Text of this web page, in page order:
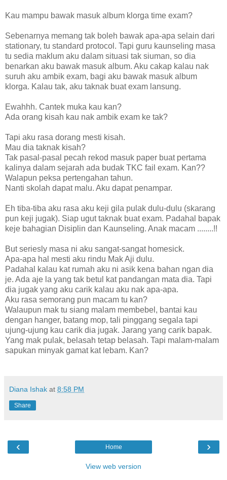
Kau mampu bawak masuk album klorga time exam?
Sebenarnya memang tak boleh bawak apa-apa selain dari
stationary, tu standard protocol. Tapi guru kaunseling masa
tu sedia maklum aku dalam situasi tak siuman, so dia
benarkan aku bawak masuk album. Aku cakap kalau nak
suruh aku ambik exam, bagi aku bawak masuk album
klorga. Kalau tak, aku taknak buat exam lansung.
Ewahhh. Cantek muka kau kan?
Ada orang kisah kau nak ambik exam ke tak?
Tapi aku rasa dorang mesti kisah.
Mau dia taknak kisah?
Tak pasal-pasal pecah rekod masuk paper buat pertama
kalinya dalam sejarah ada budak TKC fail exam. Kan??
Walapun peksa pertengahan tahun.
Nanti skolah dapat malu. Aku dapat penampar.
Eh tiba-tiba aku rasa aku keji gila pulak dulu-dulu (skarang
pun keji jugak). Siap ugut taknak buat exam. Padahal bapak
keje bahagian Disiplin dan Kaunseling. Anak macam ........!!
But seriesly masa ni aku sangat-sangat homesick.
Apa-apa hal mesti aku rindu Mak Aji dulu.
Padahal kalau kat rumah aku ni asik kena bahan ngan dia
je. Ada aje la yang tak betul kat pandangan mata dia. Tapi
dia jugak yang aku carik kalau aku nak apa-apa.
Aku rasa semorang pun macam tu kan?
Walaupun mak tu siang malam membebel, bantai kau
dengan hanger, batang mop, tali pinggang segala tapi
ujung-ujung kau carik dia jugak. Jarang yang carik bapak.
Yang mak pulak, belasah tetap belasah. Tapi malam-malam
sapukan minyak gamat kat lebam. Kan?
Diana Ishak at 8:58 PM
Share
‹ ›
Home
View web version